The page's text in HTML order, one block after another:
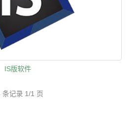
IS版软件
条记录 1/1 页